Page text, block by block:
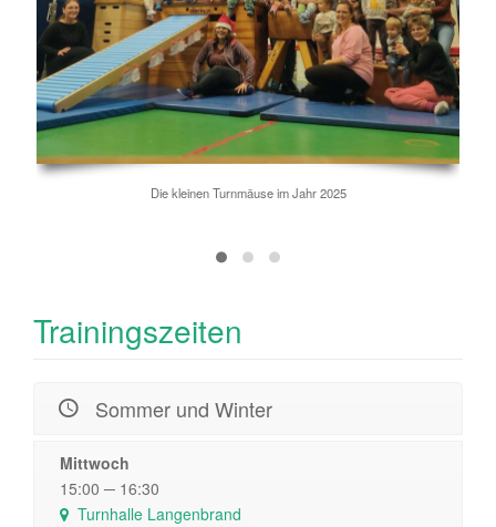
Die kleinen Turnmäuse im Jahr 2025
Trainingszeiten
Sommer und Winter
Mittwoch
15:00 ─ 16:30
Turnhalle Langenbrand